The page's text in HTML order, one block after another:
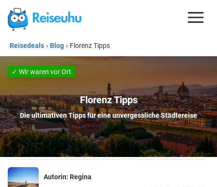
REISEDEALS
KREDITKARTEN
ESIM
REISEBLOG
Reisedeals › Blog › Florenz Tipps
✓ Wir waren vor Ort
Florenz Tipps
Die ultimativen Tipps für eine unvergessliche Städtereise
Autorin: Regina